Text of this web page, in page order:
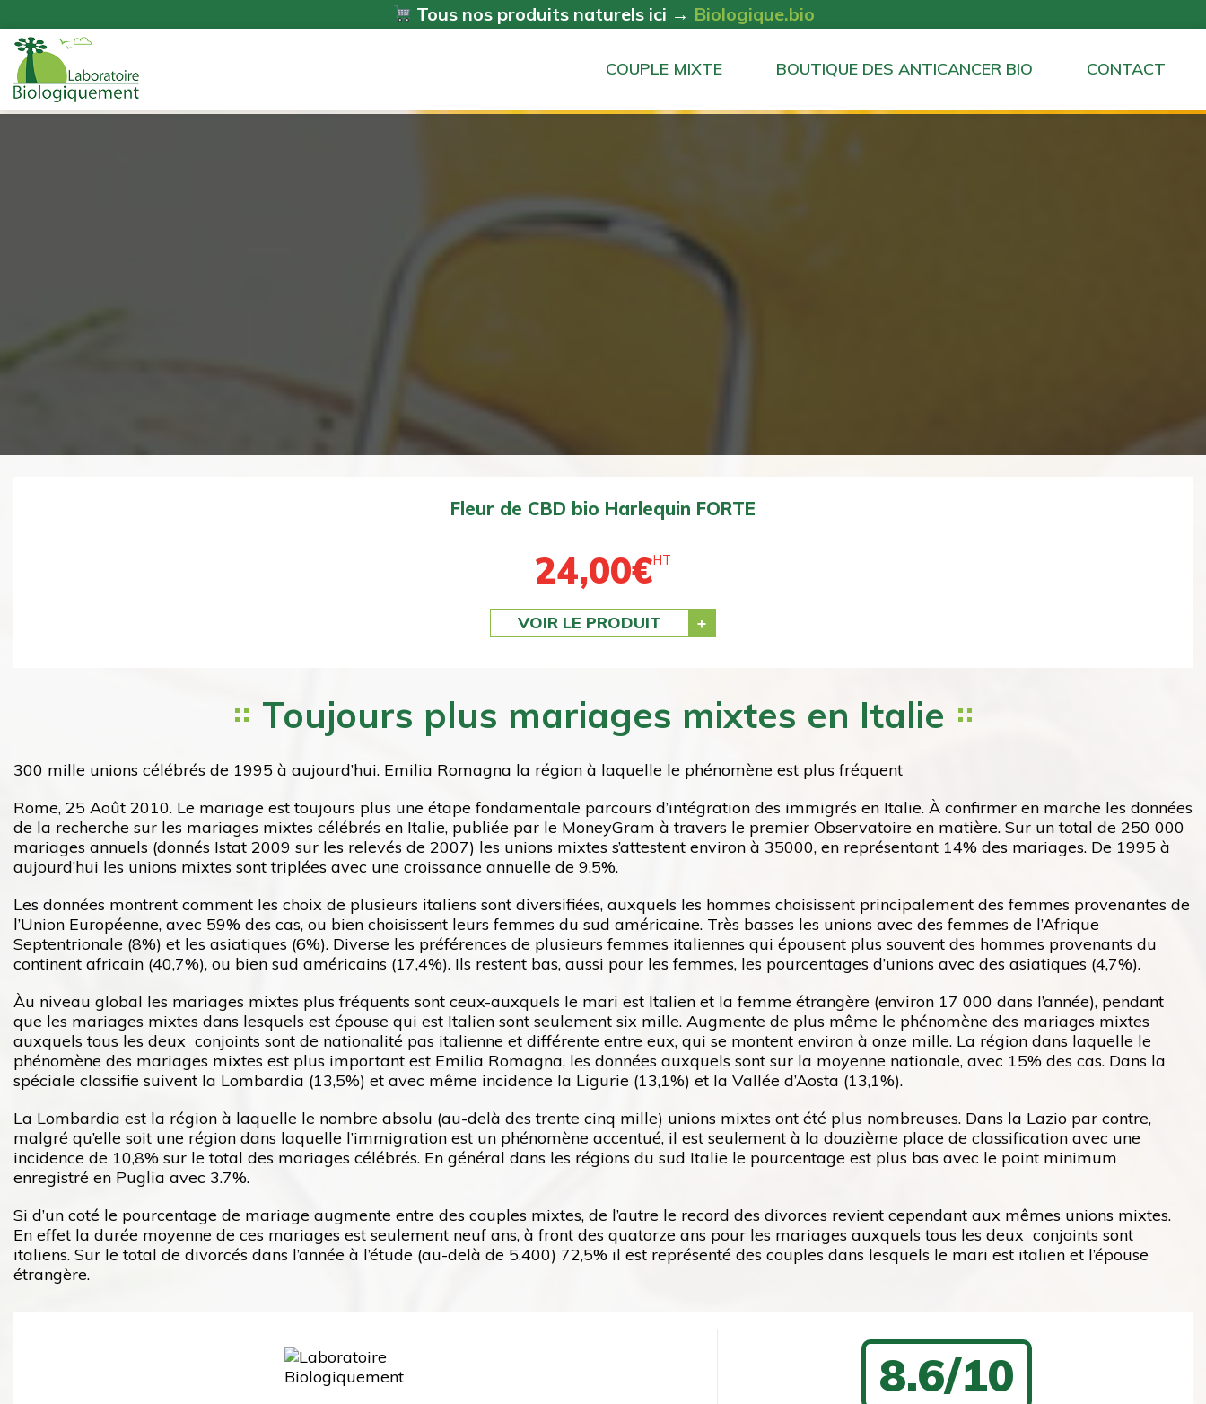
Tous nos produits naturels ici → Biologique.bio
COUPLE MIXTE BOUTIQUE DES ANTICANCER BIO CONTACT
Fleur de CBD bio BZ1 DOUCE
24,00€HT
VOIR LE PRODUIT
Toujours plus mariages mixtes en Italie
300 mille unions célébrés de 1995 à aujourd’hui. Emilia Romagna la région à laquelle le phénomène est plus fréquent
Rome, 25 Août 2010. Le mariage est toujours plus une étape fondamentale parcours d’intégration des immigrés en Italie. À confirmer en marche les données
de la recherche sur les mariages mixtes célébrés en Italie, publiée par le MoneyGram à travers le premier Observatoire en matière. Sur un total de 250 000
mariages annuels (donnés Istat 2009 sur les relevés de 2007) les unions mixtes s’attestent environ à 35000, en représentant 14% des mariages. De 1995 à
aujourd’hui les unions mixtes sont triplées avec une croissance annuelle de 9.5%.
Les données montrent comment les choix de plusieurs italiens sont diversifiées, auxquels les hommes choisissent principalement des femmes provenantes de
l’Union Européenne, avec 59% des cas, ou bien choisissent leurs femmes du sud américaine. Très basses les unions avec des femmes de l’Afrique
Septentrionale (8%) et les asiatiques (6%). Diverse les préférences de plusieurs femmes italiennes qui épousent plus souvent des hommes provenants du
continent africain (40,7%), ou bien sud américains (17,4%). Ils restent bas, aussi pour les femmes, les pourcentages d’unions avec des asiatiques (4,7%).
Àu niveau global les mariages mixtes plus fréquents sont ceux-auxquels le mari est Italien et la femme étrangère (environ 17 000 dans l’année), pendant
que les mariages mixtes dans lesquels est épouse qui est Italien sont seulement six mille. Augmente de plus même le phénomène des mariages mixtes
auxquels tous les deux conjoints sont de nationalité pas italienne et différente entre eux, qui se montent environ à onze mille. La région dans laquelle le
phénomène des mariages mixtes est plus important est Emilia Romagna, les données auxquels sont sur la moyenne nationale, avec 15% des cas. Dans la
spéciale classifie suivent la Lombardia (13,5%) et avec même incidence la Ligurie (13,1%) et la Vallée d’Aosta (13,1%).
La Lombardia est la région à laquelle le nombre absolu (au-delà des trente cinq mille) unions mixtes ont été plus nombreuses. Dans la Lazio par contre,
malgré qu’elle soit une région dans laquelle l’immigration est un phénomène accentué, il est seulement à la douzième place de classification avec une
incidence de 10,8% sur le total des mariages célébrés. En général dans les régions du sud Italie le pourcentage est plus bas avec le point minimum
enregistré en Puglia avec 3.7%.
Si d’un coté le pourcentage de mariage augmente entre des couples mixtes, de l’autre le record des divorces revient cependant aux mêmes unions mixtes.
En effet la durée moyenne de ces mariages est seulement neuf ans, à front des quatorze ans pour les mariages auxquels tous les deux conjoints sont
italiens. Sur le total de divorcés dans l’année à l’étude (au-delà de 5.400) 72,5% il est représenté des couples dans lesquels le mari est italien et l’épouse
étrangère.
8.6/10